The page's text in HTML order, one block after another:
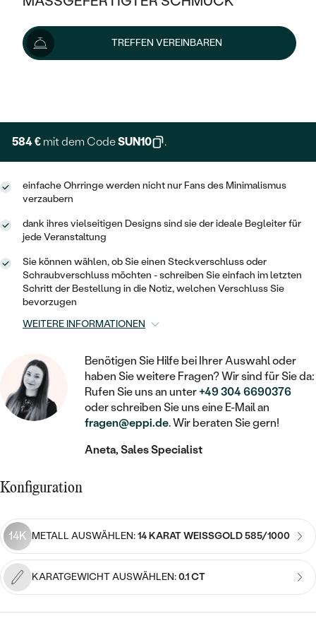
KLASSISCH
MEMOIRE
VINTAGE
AUSSERGEWÖHNLICHE
GEHÄMMERTE
VON HAND GRAVIERTE
MIT FÜLLUNG
IM SET
NACH PREIS
GÜNSTIG
MIT MEHREREN DIAMANTEN
HALO
VINTAGE
IM SET
AUSSERGEWÖHNLICH
GESTALTE EINEN RING
WÄHLE EINEN RING
DIAMANTEN ZUM EINFASSEN
EINFASSEN
FARBIGE DIAMANTEN ZUM EINFASSEN
MIT LAB GROWN DIAMANT
MIT MOISSANIT
MIT FARBIGEN DIAMANTEN
MIT SCHWARZEN DIAMANTEN
AUSVERKAUF
WENN SCHMUCK HILFT
OHRRINGE
ANHÄNGER / KETTEN
ARMBÄNDER
SCHMUCKSET
HERRENSCHMUCK
BROSCHEN
SCHMUCKZUBEHÖR
NACH MATERIAL
GOLD
SILBER
PLATIN
NACH STEIN
PLATIN
OHRSTECKER
MINIMALISTISCHE
OHRHÄNGER
SOLITÄR
HERZ
KINDER
PIERCINGS
NACH STEIN
NACH PREIS
PREISWERTE
LUXURIÖSE
GOLD
SILBER
NACH STYL
ZUR GEBURT EINES KINDES
PERSONALISIERT
MIT STERNZEICHEN
MINIMALISTISCH
KETTEN
HERZKETTEN
MIT TIEREN
NACH EDELSTEIN
MIT DIAMANT
MIT EDELSTEIN
PERLENKETTEN
AUSVERKAUF
SILBER
NACH STYL
MINIMALISTISCHE
STATEMENT
SIEGELRINGE
PERSONALISIERT
NACH EDELSTEIN
MIT EDELSTEIN
PERLENRINGE
NACH PREIS
TREFFEN VEREINBAREN
649 €
Wir liefern den Schmuck innerhalb von 3 - 4 Wochen.
Lieferoptionen
584 € mit dem CodeSUN10 .
einfache Ohrringe werden nicht nur Fans des Minimalismus
verzaubern
dank ihres vielseitigen Designs sind sie der ideale Begleiter für
jede Veranstaltung
Sie können wählen, ob Sie einen Steckverschluss oder
Schraubverschluss möchten - schreiben Sie einfach im letzten
Schritt der Bestellung in die Notiz, welchen Verschluss Sie
bevorzugen
WEITERE INFORMATIONEN
Benötigen Sie Hilfe bei Ihrer Auswahl oder
haben Sie weitere Fragen? Wir sind für Sie da:
Rufen Sie uns an unter+49 304 6690376
oder schreiben Sie uns eine E-Mail an
fragen@eppi.de. Wir beraten Sie gern!
Aneta, Sales Specialist
Konfiguration
14K METALL AUSWÄHLEN:14 KARAT WEISSGOLD 585/1000
KARATGEWICHT AUSWÄHLEN:0.1 CT